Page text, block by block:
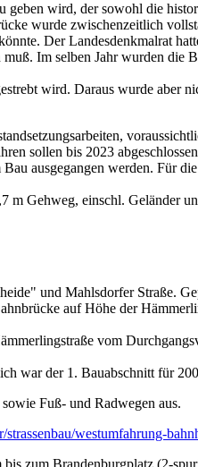
geben wird, der sowohl die
wurde zwischenzeitlich
Der Landesdenkmalrat
Im selben Jahr wurden die
wird. Daraus wurde
sollen bis 2023
ausgegangen werden. Für
Gehweg, einschl. Geländer
und Mahlsdorfer Straße.
auf Höhe der
vom
war der 1. Bauabschnitt für
Fuß- und Radwegen aus.
westumfahrung-
zum Brandenburgplatz (2-